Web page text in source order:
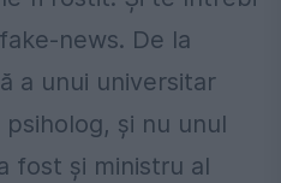
news. De la
a unui universitar
și nu unul
fost și ministru al